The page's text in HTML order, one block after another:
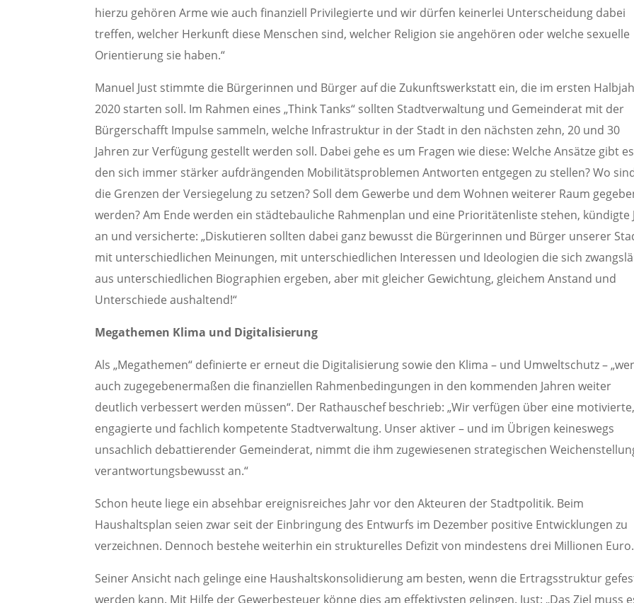
hierzu gehören Arme wie auch finanziell Privilegierte und wir dürfen keinerlei Unterscheidung dabei
treffen, welcher Herkunft diese Menschen sind, welcher Religion sie angehören oder welche sexuelle
Orientierung sie haben.“
Manuel Just stimmte die Bürgerinnen und Bürger auf die Zukunftswerkstatt ein, die im ersten
2020 starten soll. Im Rahmen eines „Think Tanks“ sollten Stadtverwaltung und Gemeinderat mit der
Bürgerschafft Impulse sammeln, welche Infrastruktur in der Stadt in den nächsten zehn, 20 und 30
Jahren zur Verfügung gestellt werden soll. Dabei gehe es um Fragen wie diese: Welche Ansätze gibt
den sich immer stärker aufdrängenden Mobilitätsproblemen Antworten entgegen zu stellen? Wo
die Grenzen der Versiegelung zu setzen? Soll dem Gewerbe und dem Wohnen weiterer Raum
werden? Am Ende werden ein städtebauliche Rahmenplan und eine Prioritätenliste stehen, kündigte
an und versicherte: „Diskutieren sollten dabei ganz bewusst die Bürgerinnen und Bürger unserer
mit unterschiedlichen Meinungen, mit unterschiedlichen Interessen und Ideologien die sich
aus unterschiedlichen Biographien ergeben, aber mit gleicher Gewichtung, gleichem Anstand und
Unterschiede aushaltend!“
Megathemen Klima und Digitalisierung
Als „Megathemen“ definierte er erneut die Digitalisierung sowie den Klima – und Umweltschutz –
auch zugegebenermaßen die finanziellen Rahmenbedingungen in den kommenden Jahren weiter
deutlich verbessert werden müssen“. Der Rathauschef beschrieb: „Wir verfügen über eine motivierte,
engagierte und fachlich kompetente Stadtverwaltung. Unser aktiver – und im Übrigen keineswegs
unsachlich debattierender Gemeinderat, nimmt die ihm zugewiesenen strategischen
verantwortungsbewusst an.“
Schon heute liege ein absehbar ereignisreiches Jahr vor den Akteuren der Stadtpolitik. Beim
Haushaltsplan seien zwar seit der Einbringung des Entwurfs im Dezember positive Entwicklungen zu
verzeichnen. Dennoch bestehe weiterhin ein strukturelles Defizit von mindestens drei Millionen Euro.
Seiner Ansicht nach gelinge eine Haushaltskonsolidierung am besten, wenn die Ertragsstruktur
werden kann. Mit Hilfe der Gewerbesteuer könne dies am effektivsten gelingen. Just: „Das Ziel muss